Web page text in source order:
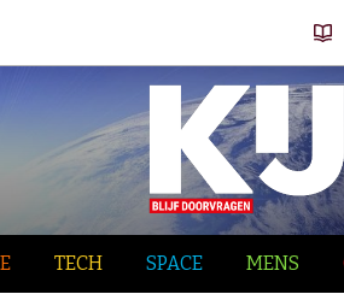
TECH SPACE MENS